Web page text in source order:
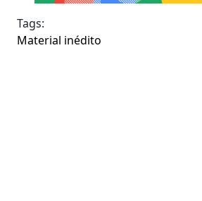
Tags:
Material inédito